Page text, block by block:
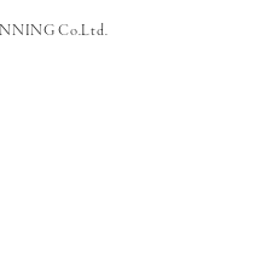
Co.Ltd.